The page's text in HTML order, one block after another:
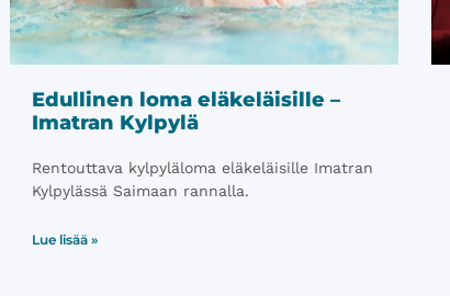
Edullinen loma eläkeläisille –
Imatran Kylpylä
Rentouttava kylpyläloma eläkeläisille Imatran
Kylpylässä Saimaan rannalla.
Lue lisää »